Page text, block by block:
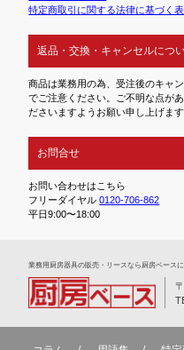
特定商取引に関する法律に基づく
返品・交換・キャンセルにつ
商品は業務用の為、受注後のキャ
でご注意ください。ご不明な点が
ださいますようお願い申し上げます
お問合せ
お問い合わせはこちら
フリーダイヤル0120-706-862
平日9:00〜18:00
業務⽤厨房器具の販売・リースなら厨房ベース